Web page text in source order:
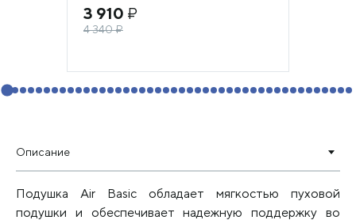
3 910 ₽
4 340₽
Описание
Подушка Air Basic обладает мягкостью пуховой
подушки и обеспечивает надежную поддержку во